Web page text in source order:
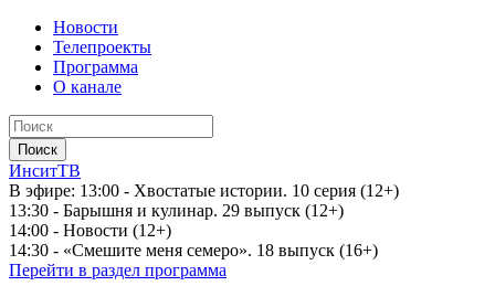
Новости
Телепроекты
Программа
О канале
ИнситТВ
В эфире: 13:00 - Хвостатые истории. 10 серия (12+)
13:30 - Барышня и кулинар. 29 выпуск (12+)
14:00 - Новости (12+)
14:30 - «Смешите меня семеро». 18 выпуск (16+)
Перейти в раздел программа